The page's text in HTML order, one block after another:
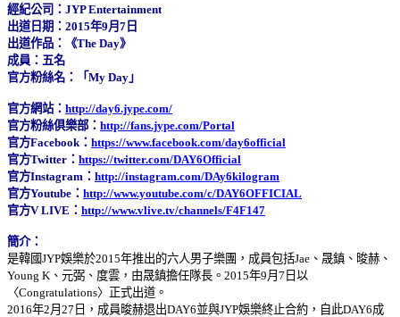
經紀公司：JYP Entertainment
出道日期：2015年9月7日
出道作品：《The Day》
成員：五名
官方粉絲名：「My Day」
官方網站： http://day6.jype.com/
官方粉絲俱樂部： http://fans.jype.com/Portal
官方Facebook： https://www.facebook.com/day6official
官方Twitter： https://twitter.com/DAY6Official
官方Instagram： http://instagram.com/DAy6kilogram
官方Youtube： http://www.youtube.com/c/DAY6OFFICIAL
官方V LIVE： http://www.vlive.tv/channels/F4F147
簡介：
是韓國JYP娛樂於2015年推出的六人男子樂團，成員包括Jae、晟鎮、晙赫、
Young K、元弼、度雲，由晟鎮擔任隊長。2015年9月7日以
〈Congratulations〉正式出道。
2016年2月27日，成員晙赫退出DAY6並與JYP娛樂終止合約，自此DAY6成